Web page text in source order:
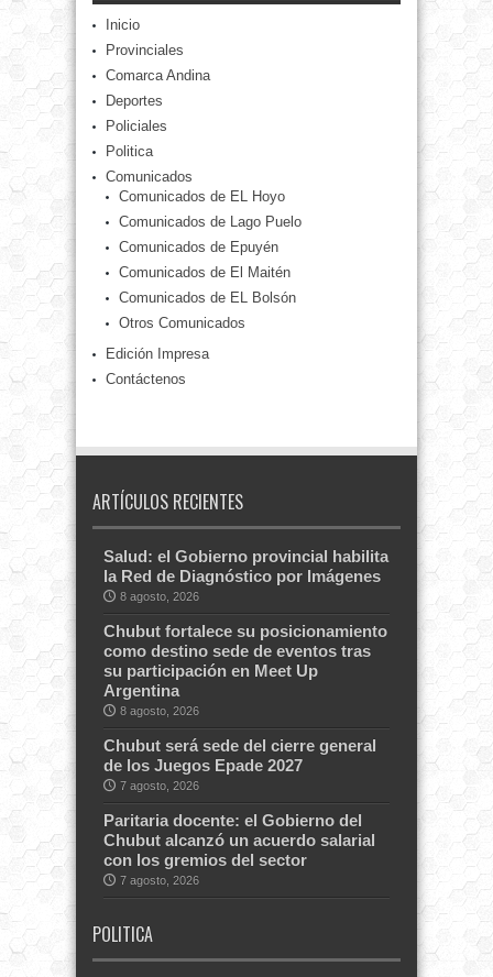
Inicio
Provinciales
Comarca Andina
Deportes
Policiales
Politica
Comunicados
Comunicados de EL Hoyo
Comunicados de Lago Puelo
Comunicados de Epuyén
Comunicados de El Maitén
Comunicados de EL Bolsón
Otros Comunicados
Edición Impresa
Contáctenos
ARTÍCULOS RECIENTES
Salud: el Gobierno provincial habilita
la Red de Diagnóstico por Imágenes
8 agosto, 2026
Chubut fortalece su posicionamiento
como destino sede de eventos tras
su participación en Meet Up
Argentina
8 agosto, 2026
Chubut será sede del cierre general
de los Juegos Epade 2027
7 agosto, 2026
Paritaria docente: el Gobierno del
Chubut alcanzó un acuerdo salarial
con los gremios del sector
7 agosto, 2026
POLITICA